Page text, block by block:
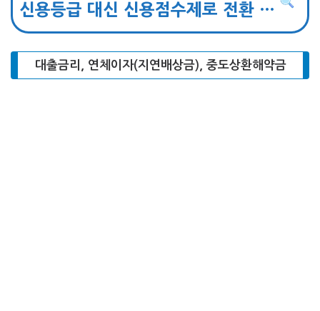
신용등급 대신 신용점수제로 전환 …
대출금리, 연체이자(지연배상금), 중도상환해약금